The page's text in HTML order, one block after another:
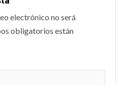
electrónico no será
obligatorios están